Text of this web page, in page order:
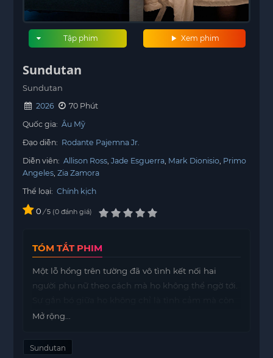
Xem phim
Tập phim
Sundutan
Sundutan
2026
70 Phút
Quốc gia: Âu Mỹ
Đạo diễn: Rodante Pajemna Jr.
Diễn viên: Allison Ross Jade Esguerra Mark Dionisio Primo
Angeles Zia Zamora
Thể loại: Chính kịch
0 / 5 0 đánh giá
TÓM TẮT PHIM
Một lỗ hổng trên tường đã vô tình kết nối hai
người phụ nữ theo cách mà họ không thể ngờ tới.
bao gồm cả những khía cạnh thể xác, tạo nên
Tình yêu của họ, mặc dù bị cấm đoán, lại trở nên
Mở rộng...
Sundutan